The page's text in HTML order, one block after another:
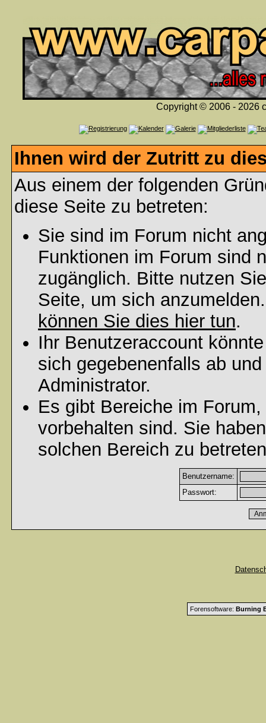
Copyright © 2006 - 2026
Ihnen wird der Zutritt zu
Aus einem der folgenden
diese Seite zu betreten:
Sie sind im Forum nicht
Funktionen im Forum sind
zugänglich. Bitte nutzen
Seite, um sich
können Sie dies hier tun.
Ihr Benutzeraccount
sich gegebenenfalls ab
Administrator.
Es gibt Bereiche im
vorbehalten sind. Sie
solchen Bereich zu
Benutzername:
Passwort:
Forensoftware: Burning